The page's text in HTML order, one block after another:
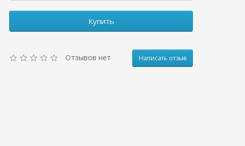
Купить
Отзывов нет Написать отзыв